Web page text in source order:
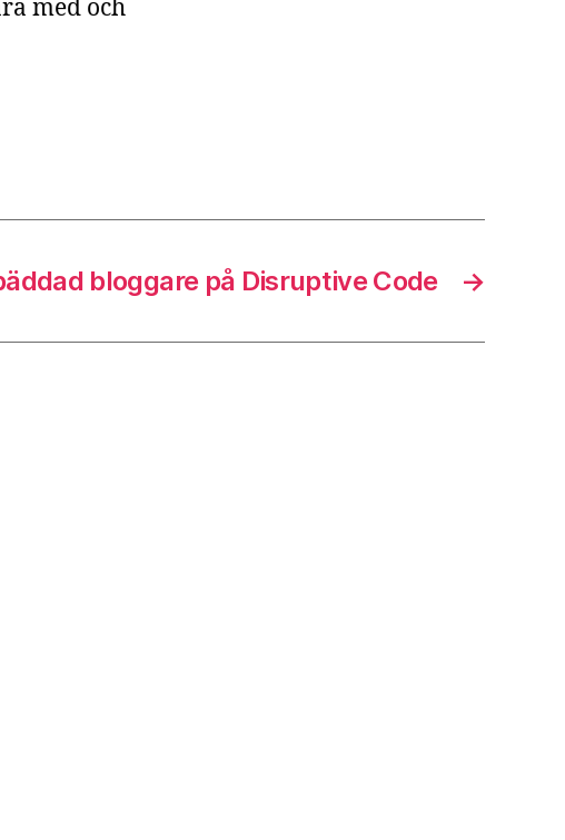
med och
→
bloggare på Disruptive Code